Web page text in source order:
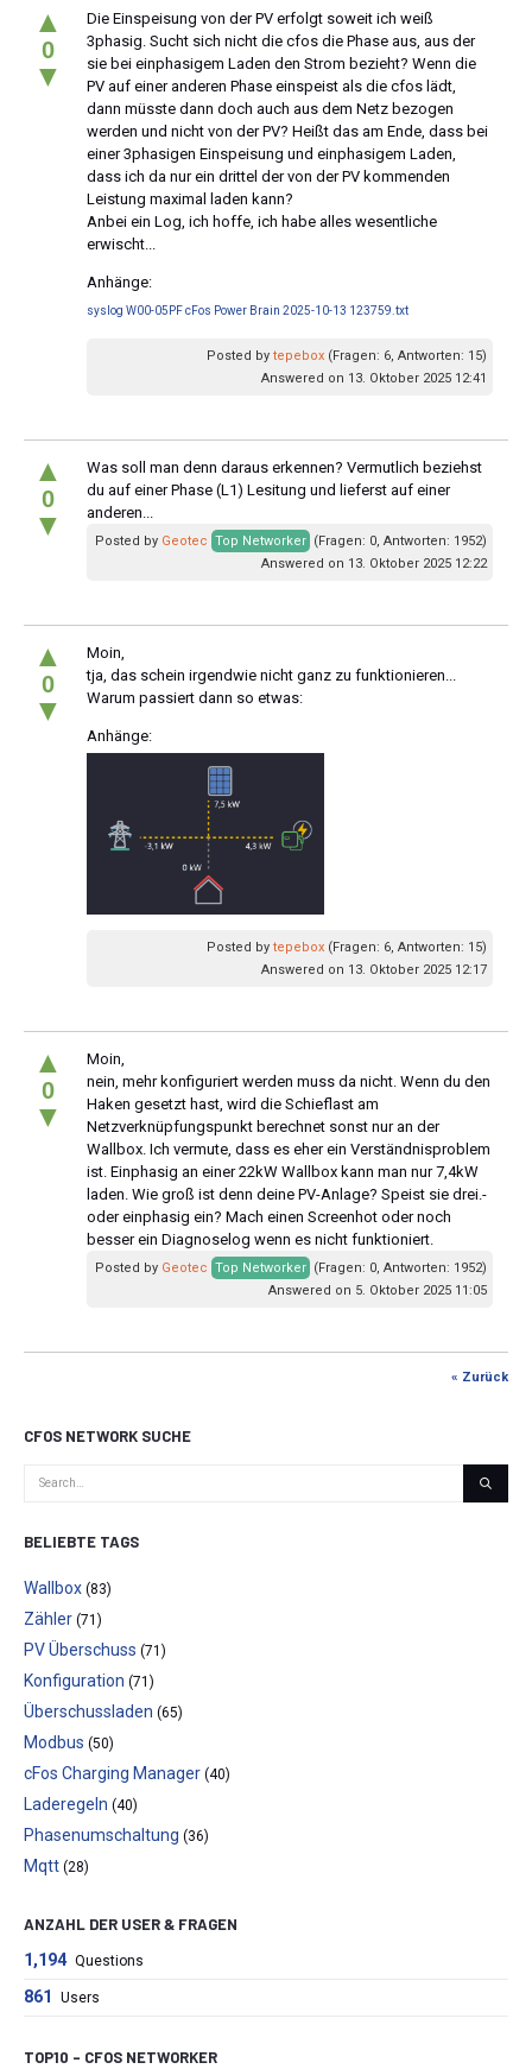
▲
0
▼
Die Einspeisung von der PV erfolgt soweit ich weiß
3phasig. Sucht sich nicht die cfos die Phase aus, aus der
sie bei einphasigem Laden den Strom bezieht? Wenn die
PV auf einer anderen Phase einspeist als die cfos lädt,
dann müsste dann doch auch aus dem Netz bezogen
werden und nicht von der PV? Heißt das am Ende, dass bei
einer 3phasigen Einspeisung und einphasigem Laden,
dass ich da nur ein drittel der von der PV kommenden
Leistung maximal laden kann?
Anbei ein Log, ich hoffe, ich habe alles wesentliche
erwischt...
Anhänge:
syslog W00-05PF cFos Power Brain 2025-10-13 123759.txt
Posted by tepebox (Fragen: 6, Antworten: 15)
Answered on 13. Oktober 2025 12:41
▲
0
▼
Was soll man denn daraus erkennen? Vermutlich beziehst
du auf einer Phase (L1) Lesitung und lieferst auf einer
anderen...
Posted by Geotec Top Networker (Fragen: 0, Antworten: 1952)
Answered on 13. Oktober 2025 12:22
▲
0
▼
Moin,
tja, das schein irgendwie nicht ganz zu funktionieren...
Warum passiert dann so etwas:
Anhänge:
Posted by tepebox (Fragen: 6, Antworten: 15)
Answered on 13. Oktober 2025 12:17
▲
0
▼
Moin,
nein, mehr konfiguriert werden muss da nicht. Wenn du den
Haken gesetzt hast, wird die Schieflast am
Netzverknüpfungspunkt berechnet sonst nur an der
Wallbox. Ich vermute, dass es eher ein Verständnisproblem
ist. Einphasig an einer 22kW Wallbox kann man nur 7,4kW
laden. Wie groß ist denn deine PV-Anlage? Speist sie drei.-
oder einphasig ein? Mach einen Screenhot oder noch
besser ein Diagnoselog wenn es nicht funktioniert.
Posted by Geotec Top Networker (Fragen: 0, Antworten: 1952)
Answered on 5. Oktober 2025 11:05
« Zurück
CFOS NETWORK SUCHE
BELIEBTE TAGS
Wallbox (83)
Zähler (71)
PV Überschuss (71)
Konfiguration (71)
Überschussladen (65)
Modbus (50)
cFos Charging Manager (40)
Laderegeln (40)
Phasenumschaltung (36)
Mqtt (28)
ANZAHL DER USER & FRAGEN
1,194 Questions
861 Users
TOP10 – CFOS NETWORKER